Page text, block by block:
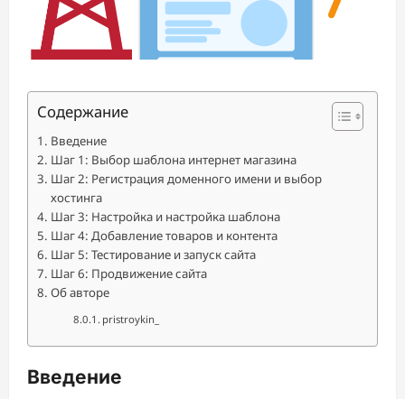
Содержание
Введение
Шаг 1: Выбор шаблона интернет магазина
Шаг 2: Регистрация доменного имени и выбор
хостинга
Шаг 3: Настройка и настройка шаблона
Шаг 4: Добавление товаров и контента
Шаг 5: Тестирование и запуск сайта
Шаг 6: Продвижение сайта
Об авторе
pristroykin_
Введение